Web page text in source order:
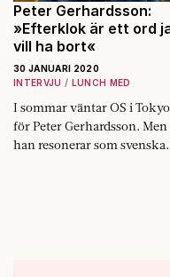
Peter Gerhardsson:
»Efterklok är ett ord
vill ha bort«
30 JANUARI 2020
INTERVJU
LUNCH MED
I sommar väntar OS i Tokyo
för Peter Gerhardsson. Men
han resonerar som svenska